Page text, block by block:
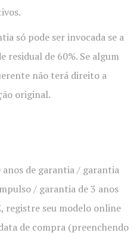
só pode ser invocada se a
residual de 60%. Se algum
não terá direito a
original.
de garantia / garantia
/ garantia de 3 anos
registre seu modelo online
de compra (preenchendo